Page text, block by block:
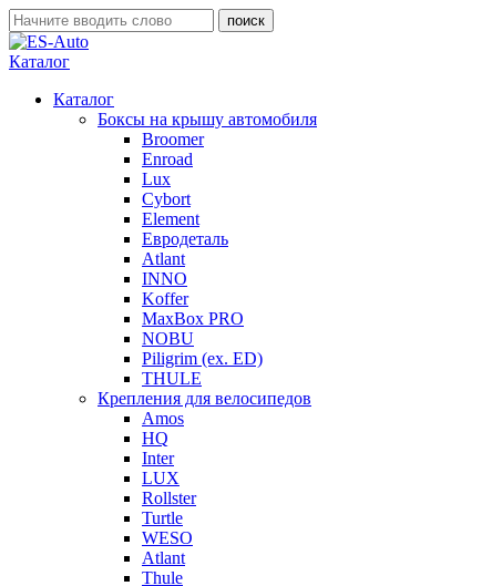
Каталог
Каталог
Боксы на крышу автомобиля
Broomer
Enroad
Lux
Cybort
Element
Евродеталь
Atlant
INNO
Koffer
MaxBox PRO
NOBU
Piligrim (ex. ED)
THULE
Крепления для велосипедов
Amos
HQ
Inter
LUX
Rollster
Turtle
WESO
Atlant
Thule